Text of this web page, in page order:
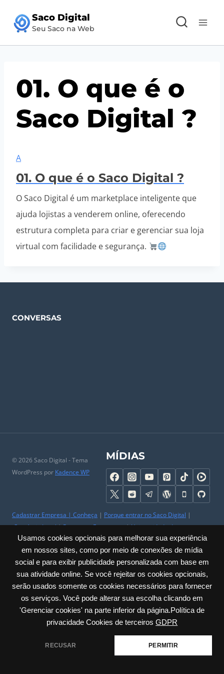
Usamos cookies opcionais para melhorar sua experiência
em nossos sites, como por meio de conexões de mídia
social e para exibir publicidade personalizada com base em
sua atividade online. Se você rejeitar os cookies opcionais,
serão usados somente os cookies necessários para fornecer
os serviços. Você pode alterar sua escolha clicando em
'Gerenciar cookies' na parte inferior da página.Política de
privacidade Cookies de terceiros GDPR
RECUSAR PERMITIR
para
Saco Digital
Seu Saco na Web
01. O que é o
Saco Digital ?
A
01. O que é o Saco Digital ?
O Saco Digital é um marketplace inteligente que
ajuda lojistas a venderem online, oferecendo
estrutura completa para criar e gerenciar sua loja
virtual com facilidade e segurança.
CONVERSAS
© 2026 Saco Digital - Tema
WordPress por Kadence WP
MÍDIAS
Cadastrar Empresa | Conheça | Porque entrar no Saco Digital |
Comércio Local|Perguntas Frequentes|Universidade do
Comerciante|Parceiros|Trabalhe Conosco|Ajuda|Contato & SAC
Mapa do Site| Sobre
Privacidade | Políticas
Carlos Barbosa / RS – Júlio de Castilhos, 285 – Sala: 23 Centro | CNPJ:
60.635.259/0001-30